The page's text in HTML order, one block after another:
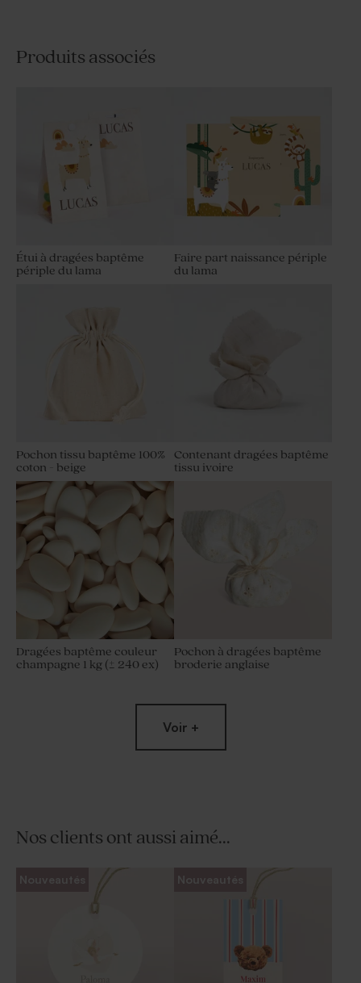
Produits associés
Étui à dragées baptême
périple du lama
Faire part naissance périple
du lama
Pochon tissu baptême 100%
coton - beige
Contenant dragées baptême
tissu ivoire
Dragées baptême couleur
champagne 1 kg (± 240 ex)
Pochon à dragées baptême
broderie anglaise
Boîte en velours baptême
beige petit noeud avec
Dragées naissance lentilles
champagne 1 kg (± 1120 ex)
Voir +
Nos clients ont aussi aimé...
Nouveautés Nouveautés